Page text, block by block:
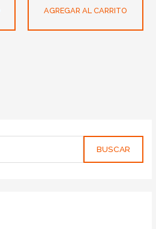
BUSCAR
AGREGAR AL CARRITO